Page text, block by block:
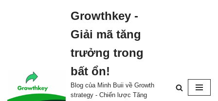
Growthkey -
Giải mã tăng
trưởng trong
bất ổn!
Blog của Minh Buii về Growth
strategy - Chiến lược Tăng